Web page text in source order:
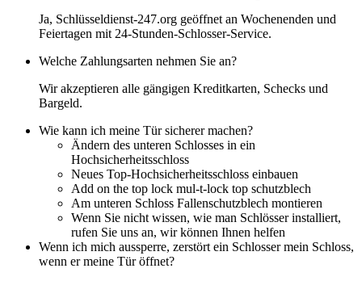
Ja, Schlüsseldienst-247.org geöffnet an Wochenenden und
Feiertagen mit 24-Stunden-Schlosser-Service.
Welche Zahlungsarten nehmen Sie an?
Wir akzeptieren alle gängigen Kreditkarten, Schecks und
Bargeld.
Wie kann ich meine Tür sicherer machen?
Ändern des unteren Schlosses in ein
Hochsicherheitsschloss
Neues Top-Hochsicherheitsschloss einbauen
Add on the top lock mul-t-lock top schutzblech
Am unteren Schloss Fallenschutzblech montieren
Wenn Sie nicht wissen, wie man Schlösser installiert,
rufen Sie uns an, wir können Ihnen helfen
Wenn ich mich aussperre, zerstört ein Schlosser mein Schloss,
wenn er meine Tür öffnet?